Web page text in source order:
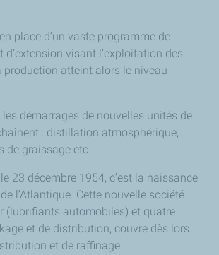
place d’un vaste programme de
d’extension visant l’exploitation des
production atteint alors le niveau
les démarrages de nouvelles unités de
: distillation atmosphérique,
de graissage etc.
23 décembre 1954, c’est la naissance
l’Atlantique. Cette nouvelle société
(lubrifiants automobiles) et quatre
et de distribution, couvre dès lors
et de raffinage.